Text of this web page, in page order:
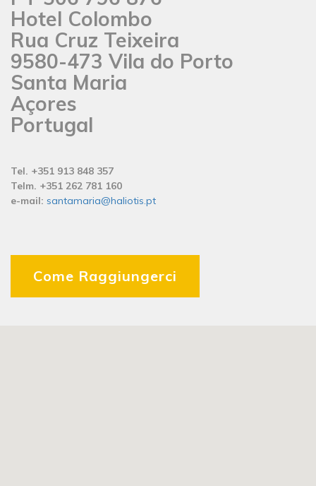
Hotel Colombo
Rua Cruz Teixeira
9580-473 Vila do Porto
Santa Maria
Açores
Portugal
Tel. +351 913 848 357
Telm. +351 262 781 160
e-mail: santamaria@haliotis.pt
Come Raggiungerci